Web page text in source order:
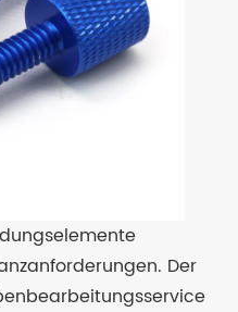
Der